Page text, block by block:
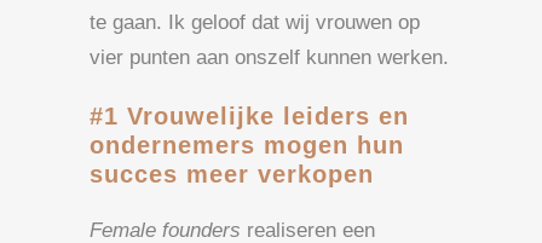
te gaan. Ik geloof dat wij vrouwen op
vier punten aan onszelf kunnen werken.
#1 Vrouwelijke leiders en
ondernemers mogen hun
succes meer verkopen
Female founders realiseren een